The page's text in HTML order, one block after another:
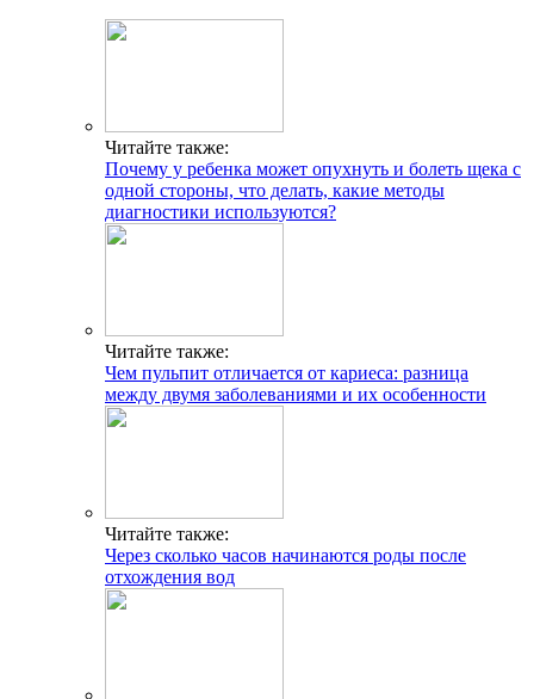
Читайте также:
Почему у ребенка может опухнуть и болеть щека с
одной стороны, что делать, какие методы
диагностики используются?
Читайте также:
Чем пульпит отличается от кариеса: разница
между двумя заболеваниями и их особенности
Читайте также:
Через сколько часов начинаются роды после
отхождения вод